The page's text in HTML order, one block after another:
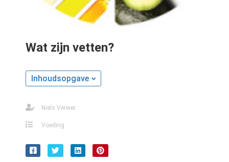
Wat zijn vetten?
Inhoudsopgave
Niels Verwer
Voeding